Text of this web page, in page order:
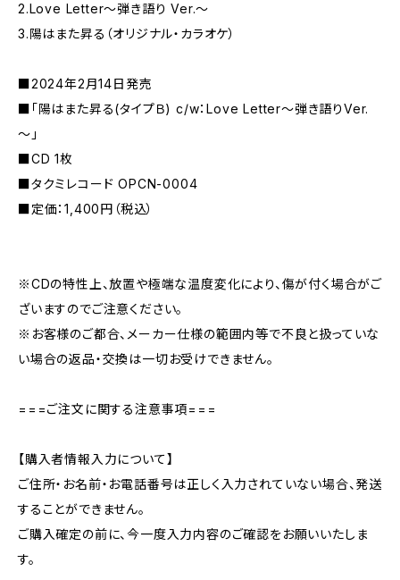
2.Love Letter～弾き語り Ver.～
3.陽はまた昇る（オリジナル・カラオケ）
■2024年2月14日発売
■「陽はまた昇る(タイプＢ) c/w：Love Letter～弾き語りVer.
～」
■CD 1枚
■タクミレコード OPCN-0004
■定価：1,400円（税込）
※CDの特性上、放置や極端な温度変化により、傷が付く場合がご
ざいますのでご注意ください。
※お客様のご都合、メーカー仕様の範囲内等で不良と扱っていな
い場合の返品・交換は一切お受けできません。
===ご注文に関する注意事項===
【購入者情報入力について】
ご住所・お名前・お電話番号は正しく入力されていない場合、発送
することができません。
ご購入確定の前に、今一度入力内容のご確認をお願いいたしま
す。